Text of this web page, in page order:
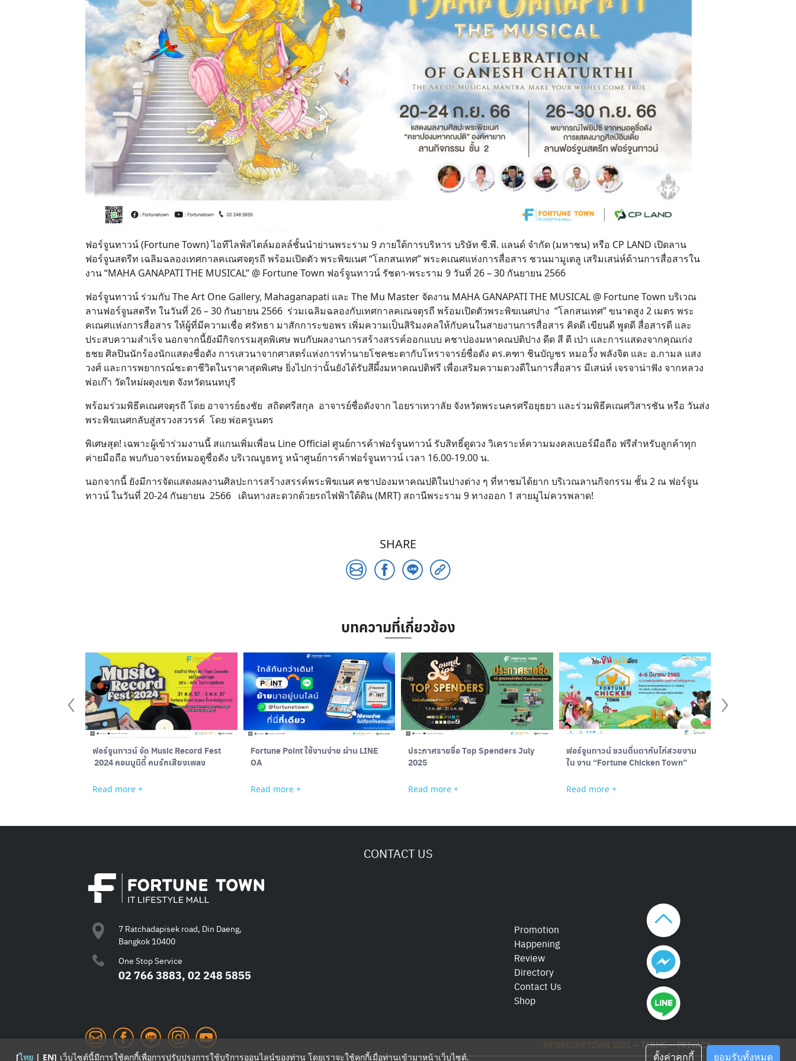
Search
ฟอร์จูนทาวน์ (Fortune Town) ไอทีไลฟ์สไตล์มอลล์ชั้นนำย่านพระราม 9 ภายใต้การบริหาร บริษัท ซี.พี. แลนด์ จำกัด (มหาชน) หรือ CP LAND เปิดลาน
ฟอร์จูนสตรีท เฉลิมฉลองเทศกาลคเณศจตุรถี พร้อมเปิดตัว พระพิฆเนศ “โลกสนเทศ” พระคเณศแห่งการสื่อสาร ชวนมามูเตลู เสริมเสน่ห์ด้านการสื่อสารใน
งาน “MAHA GANAPATI THE MUSICAL” @ Fortune Town ฟอร์จูนทาวน์ รัชดา-พระราม 9 วันที่ 26 – 30 กันยายน 2566
ฟอร์จูนทาวน์ ร่วมกับ The Art One Gallery, Mahaganapati และ The Mu Master จัดงาน MAHA GANAPATI THE MUSICAL @ Fortune Town บริเวณ
ลานฟอร์จูนสตรีท ในวันที่ 26 – 30 กันยายน 2566 ร่วมเฉลิมฉลองกับเทศกาลคเณจตุรถี พร้อมเปิดตัวพระพิฆเนศปาง “โลกสนเทศ” ขนาดสูง 2 เมตร พระ
คเณศแห่งการสื่อสาร ให้ผู้ที่มีความเชื่อ ศรัทธา มาสักการะขอพร เพิ่มความเป็นสิริมงคลให้กับคนในสายงานการสื่อสาร คิดดี เขียนดี พูดดี สื่อสารดี และ
ประสบความสำเร็จ นอกจากนี้ยังมีกิจกรรมสุดพิเศษ พบกับผลงานการสร้างสรรค์ออกแบบ คชาปองมหาคณปติปาง ดีด สี ตี เป่า และการแสดงจากคุณเก่ง
ธชย ศิลปินนักร้องนักแสดงชื่อดัง การเสวนาจากศาสตร์แห่งการทำนายโชคชะตากับโหราจารย์ชื่อดัง ดร.คฑา ชินบัญชร หมอวั้ง พลังจิต และ อ.กามล แสง
วงศ์ และการพยากรณ์ชะตาชีวิตในราคาสุดพิเศษ ยิ่งไปกว่านั้นยังได้รับสีผึ้งมหาคณปติฟรี เพื่อเสริมความดวงดีในการสื่อสาร มีเสน่ห์ เจรจาน่าฟัง จากหลวง
พ่อเก๊า วัดใหม่ผดุงเขต จังหวัดนนทบุรี
พร้อมร่วมพิธีคเณศจตุรถี โดย อาจารย์ธงชัย สถิตศรีสกุล อาจารย์ชื่อดังจาก ไอยราเทวาลัย จังหวัดพระนครศรีอยุธยา และร่วมพิธีคเณศวิสารชัน หรือ วันส่ง
พระพิฆเนศกลับสู่สรวงสวรรค์ โดย พ่อครูเนตร
พิเศษสุด! เฉพาะผู้เข้าร่วมงานนี้ สแกนเพิ่มเพื่อน Line Official ศูนย์การค้าฟอร์จูนทาวน์ รับสิทธิ์ดูดวง วิเคราะห์ความมงคลเบอร์มือถือ ฟรีสำหรับลูกค้าทุก
ค่ายมือถือ พบกับอาจรย์หมอดูชื่อดัง บริเวณบูธทรู หน้าศูนย์การค้าฟอร์จูนทาวน์ เวลา 16.00-19.00 น.
นอกจากนี้ ยังมีการจัดแสดงผลงานศิลปะการสร้างสรรค์พระพิฆเนศ คชาปองมหาคณปติในปางต่าง ๆ ที่หาชมได้ยาก บริเวณลานกิจกรรม ชั้น 2 ณ ฟอร์จูน
ทาวน์ ในวันที่ 20-24 กันยายน 2566 เดินทางสะดวกด้วยรถไฟฟ้าใต้ดิน (MRT) สถานีพระราม 9 ทางออก 1 สายมูไม่ควรพลาด!
SHARE
บทความที่เกี่ยวข้อง
ฟอร์จูนทาวน์ จัด Music Record Fest
2024 คอมมูนิตี้ คนรักเสียงเพลง
Read more +
Fortune Point ใช้งานง่าย ผ่าน LINE
OA
Read more +
ประกาศรายชื่อ Top Spenders July
2025
Read more +
ฟอร์จูนทาวน์ ชวนตื่นตากับไก่สวยงาม
ใน งาน “Fortune Chicken Town”
Read more +
CONTACT US
7 Ratchadapisek road, Din Daeng,
Bangkok 10400
One Stop Service
02 766 3883, 02 248 5855
Promotion
Happening
Review
Directory
Contact Us
Shop
©FORTUNETOWN 2021 — TERMS—PRIVACY
[ไทย| EN] เว็บไซต์นี้มีการใช้คุกกี้เพื่อการปรับปรุงการใช้บริการออนไลน์ของท่าน โดยเราจะใช้คุกกี้เมื่อท่านเข้ามาหน้าเว็บไซต์. ตั้งค่าคุกกี้ ยอมรับทั้งหมด